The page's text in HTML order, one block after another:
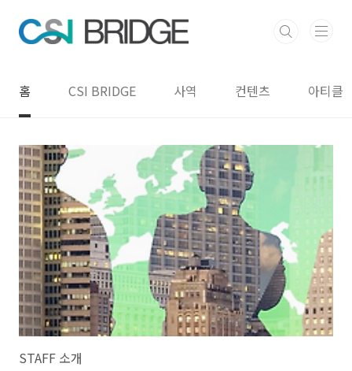
홈 CSI BRIDGE 사역 컨텐츠 아티클
STAFF 소개